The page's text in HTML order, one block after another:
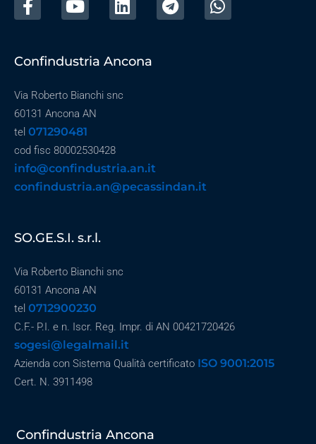
Confindustria Ancona
Via Roberto Bianchi snc
60131 Ancona AN
tel 071290481
cod fisc 80002530428
info@confindustria.an.it
confindustria.an@pecassindan.it
SO.GE.S.I. s.r.l.
Via Roberto Bianchi snc
60131 Ancona AN
tel 0712900230
C.F.- P.I. e n. Iscr. Reg. Impr. di AN 00421720426
sogesi@legalmail.it
Azienda con Sistema Qualità certificato ISO 9001:2015
Cert. N. 3911498
Confindustria Ancona